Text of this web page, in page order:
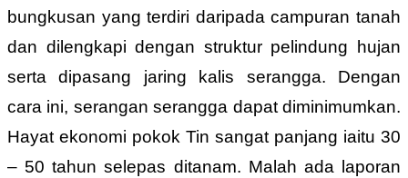
bungkusan yang terdiri daripada campuran tanah
dan dilengkapi dengan struktur pelindung hujan
serta dipasang jaring kalis serangga. Dengan
cara ini, serangan serangga dapat diminimumkan.
Hayat ekonomi pokok Tin sangat panjang iaitu 30
– 50 tahun selepas ditanam. Malah ada laporan